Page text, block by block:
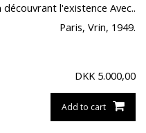
découvrant l'existence Avec..
Paris, Vrin, 1949.
DKK 5.000,00
Add to cart